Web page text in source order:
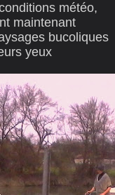
météo,
maintenant
bucoliques
yeux